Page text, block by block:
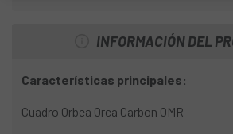
INFORMACIÓN DEL
Características principales:
Cuadro Orbea Orca Carbon OMR